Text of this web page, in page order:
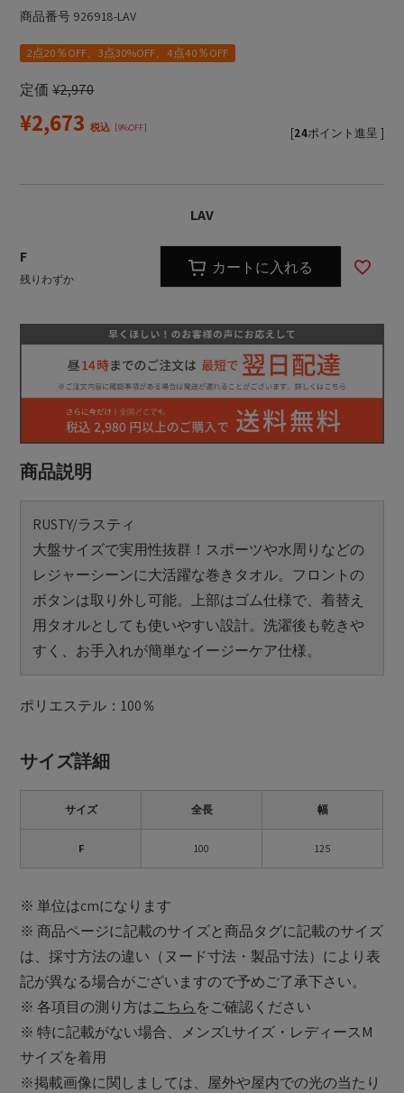
商品番号 926918-LAV
2点20％OFF、3点30%OFF、4点40％OFF
定価 ¥2,970
9%OFF
¥2,673 税込 [24ポイント進呈 ]
LAV
F
残りわずか
カートに入れる
商品説明
RUSTY/ラスティ
大盤サイズで実用性抜群！スポーツや水周りなどの
レジャーシーンに大活躍な巻きタオル。フロントの
ボタンは取り外し可能。上部はゴム仕様で、着替え
用タオルとしても使いやすい設計。洗濯後も乾きや
すく、お手入れが簡単なイージーケア仕様。
ポリエステル：100％
サイズ詳細
サイズ 全長 幅
F 100 125
※ 単位はcmになります
※ 商品ページに記載のサイズと商品タグに記載のサイズ
は、採寸方法の違い（ヌード寸法・製品寸法）により表
記が異なる場合がございますので予めご了承下さい。
※ 各項目の測り方はこちらをご確認ください
※ 特に記載がない場合、メンズLサイズ・レディースM
サイズを着用
※掲載画像に関しましては、屋外や屋内での光の当たり